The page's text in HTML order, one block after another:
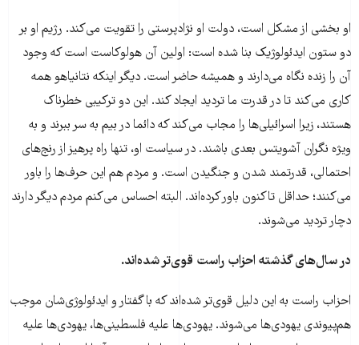
او بخشی از مشکل است، دولت او نژادپرستی را تقویت می‌کند. رژیم او بر
دو ستون ایدئولوژیک بنا شده است: اولین آن هولوکاست است که وجود
آن را زنده نگاه می‌دارند و همیشه حاضر است. دیگر اینکه نتانیاهو همه
کاری می‌کند تا در قدرت ما تردید ایجاد کند. این دو ترکیبی خطرناک
هستند، زیرا اسرائیلی‌ها را مجاب می‌کند که دائما در بیم به سر ببرند و به
ویژه نگران آشویتس بعدی باشند. در سیاست او، تنها راه پرهیز از رنج‌های
احتمالی، قدرتمند شدن و جنگیدن است. و مردم هم این حرف‌ها را باور
می‌کنند؛ حداقل تاکنون باور کرده‌اند. البته احساس می‌کنم مردم دیگر دارند
دچار تردید می‌شوند.
در سال‌های گذشته احزاب راست قوی‌تر شده‌اند.
احزاب راست به این دلیل قوی‌تر شده‌اند که با گفتار و ایدئولوژی‌شان موجب
هم‌پیوندی یهودی‌ها می‌شوند. یهودی‌ها علیه فلسطینی‌ها، یهودی‌ها علیه